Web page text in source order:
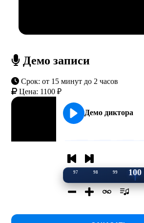
Демо записи
Срок: от 15 минут до 2 часов
Цена: 1100 ₽
Демо диктора
97 98 99 100